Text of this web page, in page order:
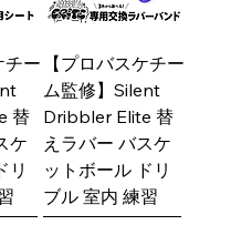
チー
替
ケ
リ
【プロバスケチー
ム監修】Silent
Dribbler Elite 替
えラバー バスケ
ットボール ドリ
ブル 室内 練習